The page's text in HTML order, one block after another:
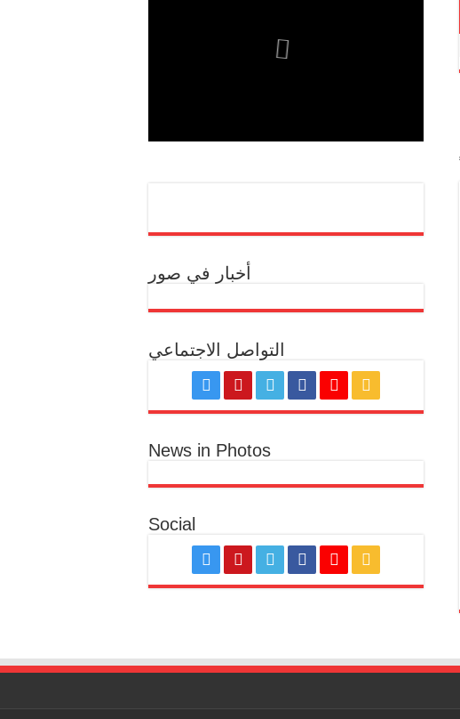
أخبار في صور
التواصل الاجتماعي
News in Photos
Social